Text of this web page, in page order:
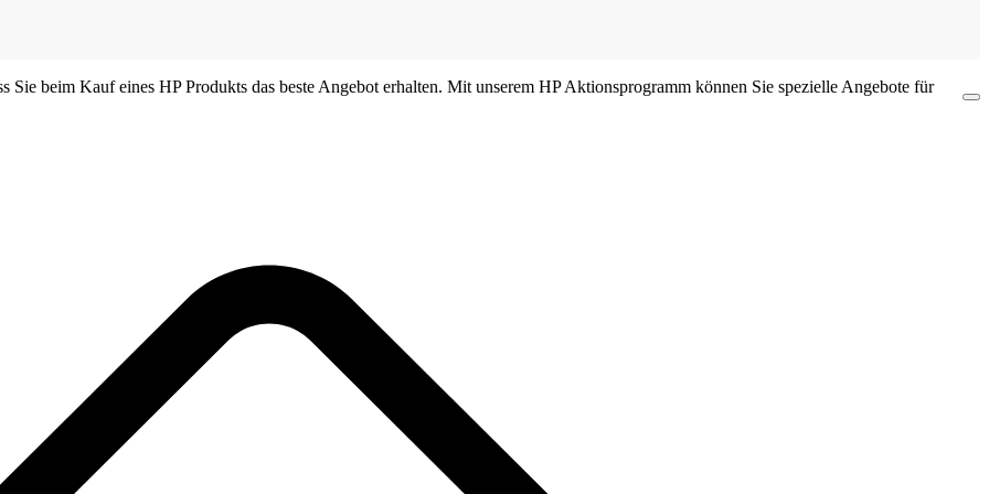
Sie beim Kauf eines HP Produkts das beste Angebot erhalten. Mit unserem HP Aktionsprogramm können Sie spezielle Angebote für